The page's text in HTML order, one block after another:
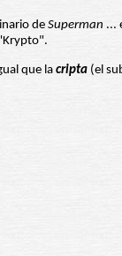
deSuperman ...
que la cripta (el